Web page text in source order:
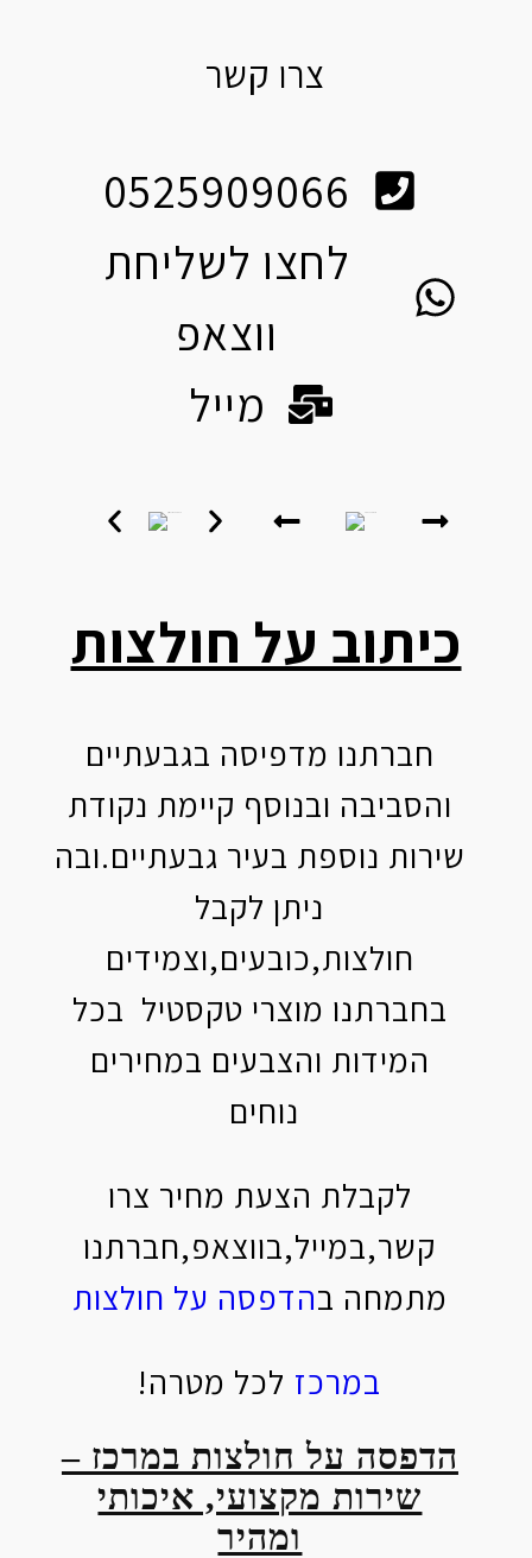
צרו קשר
0525909066
לחצו לשליחת
ווצאפ
מייל
כיתוב על חולצות
חברתנו מדפיסה בגבעתיים
והסביבה ובנוסף קיימת נקודת
שירות נוספת בעיר גבעתיים.ובה
ניתן לקבל
חולצות,כובעים,וצמידים
בחברתנו מוצרי טקסטיל בכל
המידות והצבעים במחירים
נוחים
לקבלת הצעת מחיר צרו
קשר,במייל,בווצאפ,חברתנו
מתמחה בהדפסה על חולצות
במרכז לכל מטרה!
הדפסה על חולצות במרכז –
שירות מקצועי, איכותי
ומהיר